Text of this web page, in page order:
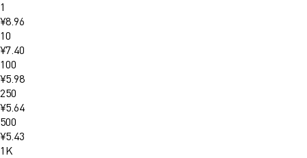
1
¥8.96
10
¥7.40
100
¥5.98
250
¥5.64
500
¥5.43
1K